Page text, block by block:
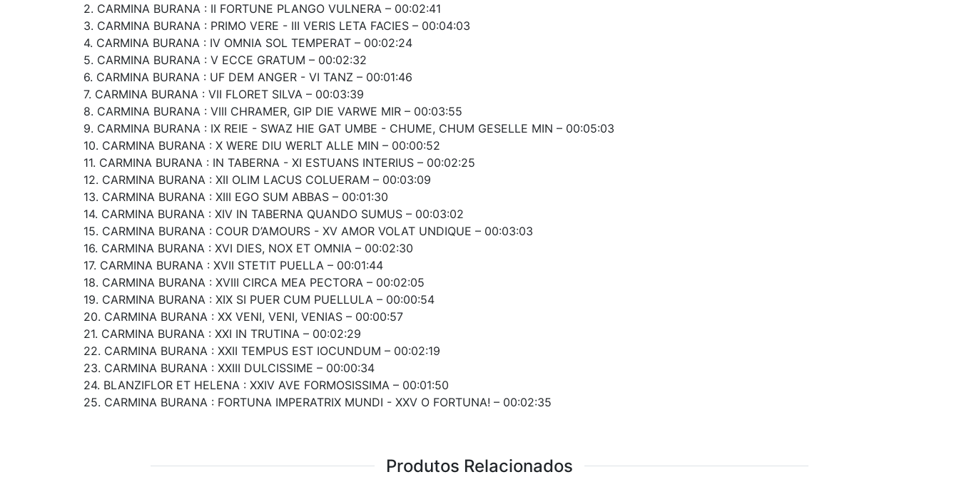
2. CARMINA BURANA : II FORTUNE PLANGO VULNERA – 00:02:41
3. CARMINA BURANA : PRIMO VERE - III VERIS LETA FACIES – 00:04:03
4. CARMINA BURANA : IV OMNIA SOL TEMPERAT – 00:02:24
5. CARMINA BURANA : V ECCE GRATUM – 00:02:32
6. CARMINA BURANA : UF DEM ANGER - VI TANZ – 00:01:46
7. CARMINA BURANA : VII FLORET SILVA – 00:03:39
8. CARMINA BURANA : VIII CHRAMER, GIP DIE VARWE MIR – 00:03:55
9. CARMINA BURANA : IX REIE - SWAZ HIE GAT UMBE - CHUME, CHUM GESELLE MIN – 00:05:03
10. CARMINA BURANA : X WERE DIU WERLT ALLE MIN – 00:00:52
11. CARMINA BURANA : IN TABERNA - XI ESTUANS INTERIUS – 00:02:25
12. CARMINA BURANA : XII OLIM LACUS COLUERAM – 00:03:09
13. CARMINA BURANA : XIII EGO SUM ABBAS – 00:01:30
14. CARMINA BURANA : XIV IN TABERNA QUANDO SUMUS – 00:03:02
15. CARMINA BURANA : COUR D’AMOURS - XV AMOR VOLAT UNDIQUE – 00:03:03
16. CARMINA BURANA : XVI DIES, NOX ET OMNIA – 00:02:30
17. CARMINA BURANA : XVII STETIT PUELLA – 00:01:44
18. CARMINA BURANA : XVIII CIRCA MEA PECTORA – 00:02:05
19. CARMINA BURANA : XIX SI PUER CUM PUELLULA – 00:00:54
20. CARMINA BURANA : XX VENI, VENI, VENIAS – 00:00:57
21. CARMINA BURANA : XXI IN TRUTINA – 00:02:29
22. CARMINA BURANA : XXII TEMPUS EST IOCUNDUM – 00:02:19
23. CARMINA BURANA : XXIII DULCISSIME – 00:00:34
24. BLANZIFLOR ET HELENA : XXIV AVE FORMOSISSIMA – 00:01:50
25. CARMINA BURANA : FORTUNA IMPERATRIX MUNDI - XXV O FORTUNA! – 00:02:35
Produtos Relacionados